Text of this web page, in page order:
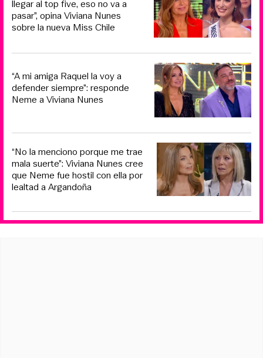
llegar al top five, eso no va a
pasar”, opina Viviana Nunes
sobre la nueva Miss Chile
“A mi amiga Raquel la voy a
defender siempre”: responde
Neme a Viviana Nunes
“No la menciono porque me trae
mala suerte”: Viviana Nunes cree
que Neme fue hostil con ella por
lealtad a Argandoña